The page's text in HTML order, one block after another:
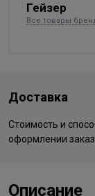
Гейзер
Все товары
Доставка
Стоимость и
оформлении
Описание